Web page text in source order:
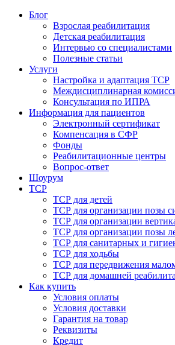
Блог
Взрослая реабилитация
Детская реабилитация
Интервью со специалистами
Полезные статьи
Услуги
Настройка и адаптация ТСР
Междисциплинарная
Консультация по ИПРА
Информация для пациентов
Электронный сертификат
Компенсация в СФР
Фонды
Реабилитационные центры
Вопрос-ответ
Шоурум
ТСР
ТСР для детей
ТСР для организации позы
ТСР для организации
ТСР для организации позы
ТСР для санитарных и
ТСР для ходьбы
ТСР для передвижения
ТСР для домашней
Как купить
Условия оплаты
Условия доставки
Гарантия на товар
Реквизиты
Кредит